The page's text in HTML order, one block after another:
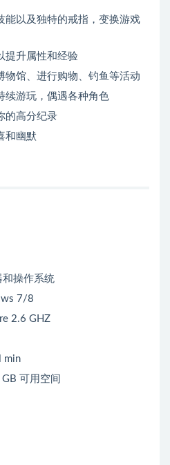
能以及独特的戒指，变换游戏
提升属性和经验
物馆、进行购物、钓鱼等活动
续游玩，偶遇各种角色
的高分纪录
和幽默
和操作系统
7/8
2.6 GHZ
min
可用空间